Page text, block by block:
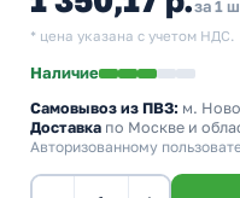
точек подключения
Распределительный
до 2,5 мм2 и ввод 6 мм2,
1 350,17 р.за 1